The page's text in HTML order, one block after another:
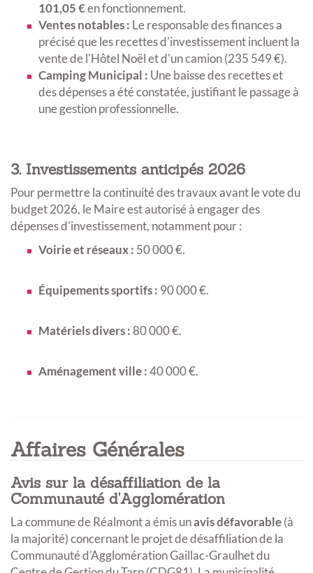
101,05 €en fonctionnement.
Ventes notables : Le responsable des finances a
précisé que les recettes d'investissement incluent la
vente de l'Hôtel Noël et d'un camion (235 549 €).
Camping Municipal : Une baisse des recettes et
des dépenses a été constatée, justifiant le passage à
une gestion professionnelle.
3. Investissements anticipés 2026
Pour permettre la continuité des travaux avant le vote du
budget 2026, le Maire est autorisé à engager des
dépenses d'investissement, notamment pour :
Voirie et réseaux : 50 000 €.
Équipements sportifs : 90 000 €.
Matériels divers :80 000 €.
Aménagement ville :40 000 €.
Affaires Générales
Avis sur la désaffiliation de la
Communauté d'Agglomération
La commune de Réalmont a émis unavis défavorable(à
la majorité) concernant le projet de désaffiliation de la
Communauté d'Agglomération Gaillac-Graulhet du